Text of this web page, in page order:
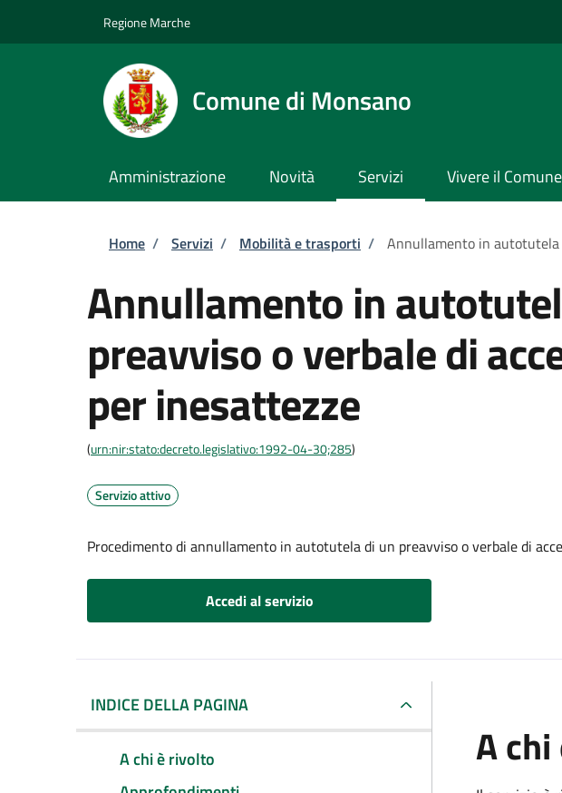
Regione Marche
Comune di Monsano
Amministrazione Novità Servizi Vivere il Comune
Briciole di pane
Home / Servizi / Mobilità e trasporti / Annullamento in autotutela
Annullamento in
preavviso o verbale di
per inesattezze
(urn:nir:stato:decreto.legislativo:1992-04-30;285)
Servizio attivo
Procedimento di annullamento in autotutela di un preavviso o verbale di
Accedi al servizio
INDICE DELLA PAGINA
A chi è rivolto
A